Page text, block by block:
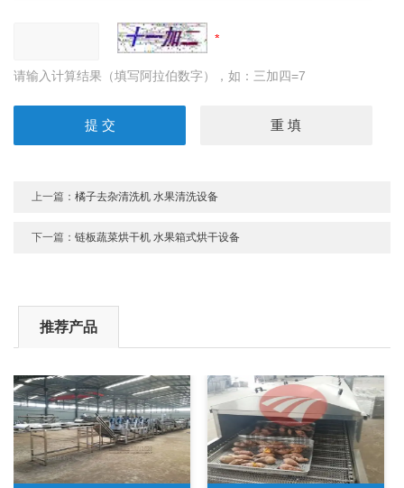
请输入计算结果（填写阿拉伯数字），如：三加四=7
上一篇：橘子去杂清洗机 水果清洗设备
下一篇：链板蔬菜烘干机 水果箱式烘干设备
推荐产品